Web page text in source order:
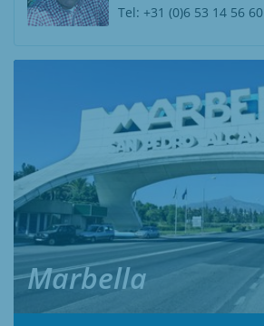
Tel: +31 (0)6 53 14 56 60
Marbella